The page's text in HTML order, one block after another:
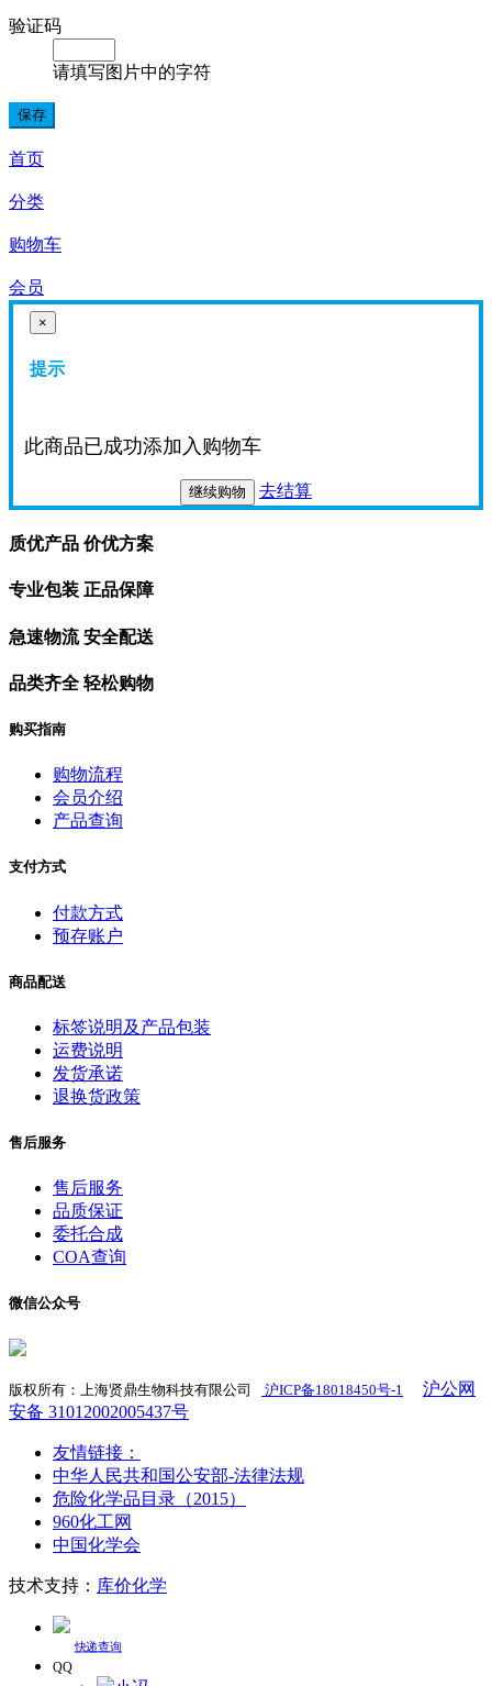
验证码
请填写图片中的字符
首页
分类
购物车
会员
×
提示
此商品已成功添加入购物车
继续购物 去结算
质优产品 价优方案
专业包装 正品保障
急速物流 安全配送
品类齐全 轻松购物
购买指南
购物流程
会员介绍
产品查询
支付方式
付款方式
预存账户
商品配送
标签说明及产品包装
运费说明
发货承诺
退换货政策
售后服务
售后服务
品质保证
委托合成
COA查询
微信公众号
版权所有：上海贤鼎生物科技有限公司 沪ICP备18018450号-1
沪公网
安备 31012002005437号
友情链接：
中华人民共和国公安部-法律法规
危险化学品目录（2015）
960化工网
中国化学会
技术支持： 库价化学
快递查询
QQ